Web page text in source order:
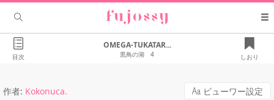
目次
OMEGA-TUKATAR...
黒鳥の湖 4 しおり
作者: Kokonuca. ビューワー設定